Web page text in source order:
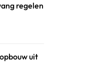
regelen
uit